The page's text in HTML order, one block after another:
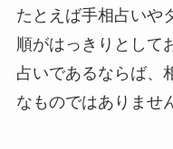
たとえば手相占いや
順がはっきりとして
占いであるならば、
なものではありませ